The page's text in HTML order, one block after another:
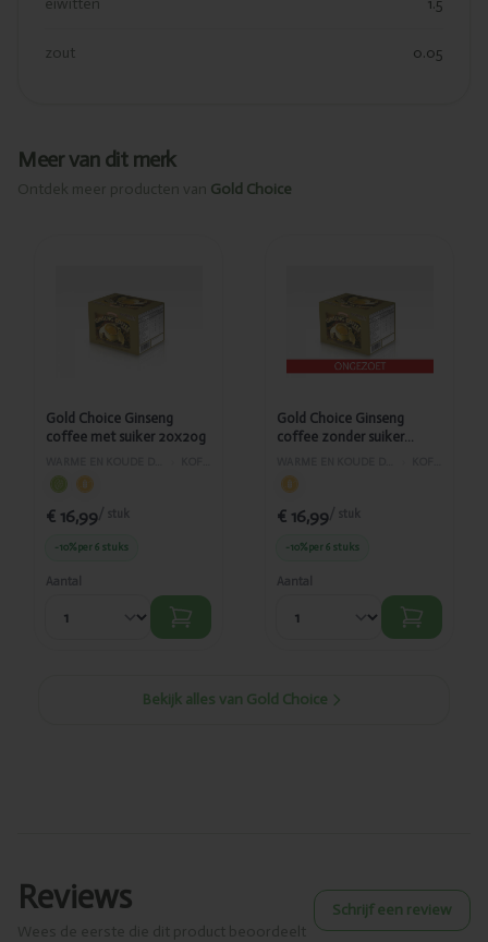
eiwitten 1.5
zout 0.05
Meer van dit merk
Ontdek meer producten van Gold Choice
Ginseng
suiker
20x20g
Gold Choice Ginseng
coffee met suiker 20x20g
€ 16,99/ stuk
-10%per 6 stuks
Aantal
Ginseng
zonder
suiker 20x12g
Gold Choice Ginseng
coffee zonder suiker
€ 16,99/ stuk
-10%per 6 stuks
Aantal
Bekijk alles van Gold Choice
Reviews Schrijf een review